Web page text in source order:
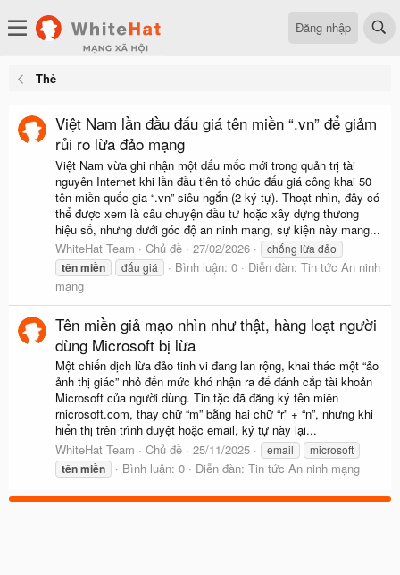
Đăng nhập
Thẻ
Việt Nam lần đầu đấu giá tên miền “.vn” để giảm
rủi ro lừa đảo mạng
Việt Nam vừa ghi nhận một dấu mốc mới trong quản trị tài
nguyên Internet khi lần đầu tiên tổ chức đấu giá công khai 50
tên miền quốc gia “.vn” siêu ngắn (2 ký tự). Thoạt nhìn, đây có
thể được xem là câu chuyện đầu tư hoặc xây dựng thương
hiệu số, nhưng dưới góc độ an ninh mạng, sự kiện này mang...
WhiteHat Team
Chủ đề 27/02/2026 chống lừa đảo
tênmiền đấu giá Bình luận: 0 Diễn đàn: Tin tức An ninh
mạng
Tên miền giả mạo nhìn như thật, hàng loạt người
dùng Microsoft bị lừa
Một chiến dịch lừa đảo tinh vi đang lan rộng, khai thác một “ảo
ảnh thị giác” nhỏ đến mức khó nhận ra để đánh cắp tài khoản
Microsoft của người dùng. Tin tặc đã đăng ký tên miền
rnicrosoft.com, thay chữ “m” bằng hai chữ “r” + “n”, nhưng khi
hiển thị trên trình duyệt hoặc email, ký tự này lại...
WhiteHat Team
Chủ đề 25/11/2025 email microsoft
tênmiền Bình luận: 0 Diễn đàn: Tin tức An ninh mạng